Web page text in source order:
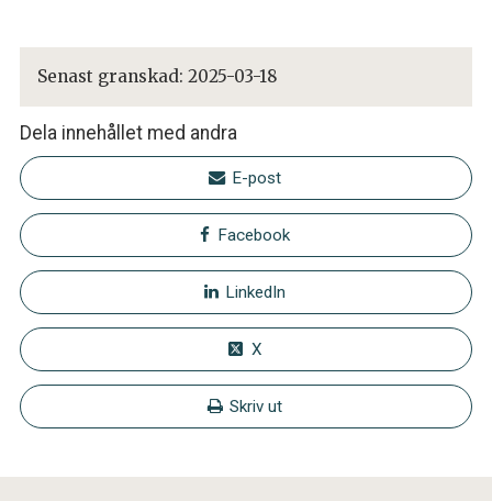
Senast granskad: 2025-03-18
Dela innehållet med andra
E-post
Facebook
LinkedIn
X
Skriv ut